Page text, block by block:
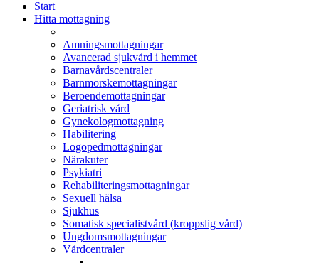
Start
Hitta mottagning
Amningsmottagningar
Avancerad sjukvård i hemmet
Barnavårdscentraler
Barnmorskemottagningar
Beroendemottagningar
Geriatrisk vård
Gynekologmottagning
Habilitering
Logopedmottagningar
Närakuter
Psykiatri
Rehabiliteringsmottagningar
Sexuell hälsa
Sjukhus
Somatisk specialistvård (kroppslig vård)
Ungdomsmottagningar
Vårdcentraler